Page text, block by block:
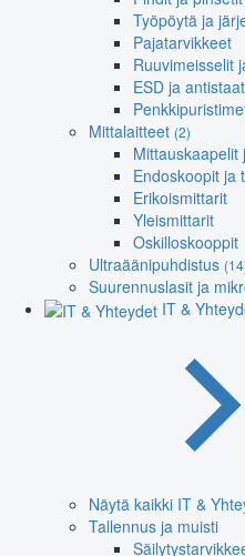
Työpöytä ja
Pajatarvikkeet
Ruuvimeisselit
ESD ja
Mittalaitteet (2)
Mittauskaapelit
Endoskoopit ja
Erikoismittarit
Yleismittarit
Oskilloskooppit
Ultraäänipuhdistus
Suurennuslasit ja
IT &
Näytä kaikki IT &
Tallennus ja muisti